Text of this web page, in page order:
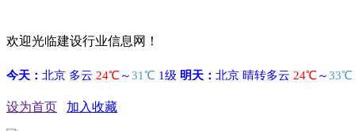
欢迎光临建设行业信息网！
设为首页 加入收藏